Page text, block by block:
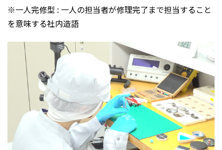
※一人完修型 : 一人の担当者が修理完了まで担当すること
を意味する社内造語